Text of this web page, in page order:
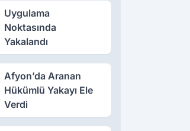
Uygulama
Noktasında
Yakalandı
Afyon’da Aranan
Hükümlü Yakayı Ele
Verdi